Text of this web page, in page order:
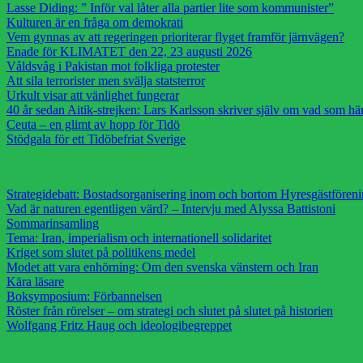
Lasse Diding: ” Inför val låter alla partier lite som kommunister”
Kulturen är en fråga om demokrati
Vem gynnas av att regeringen prioriterar flyget framför järnvägen?
Enade för KLIMATET den 22, 23 augusti 2026
Våldsvåg i Pakistan mot folkliga protester
Att sila terrorister men svälja statsterror
Urkult visar att vänlighet fungerar
40 år sedan Aitik-strejken: Lars Karlsson skriver själv om vad som
Ceuta – en glimt av hopp för Tidö
Stödgala för ett Tidöbefriat Sverige
Strategidebatt: Bostadsorganisering inom och bortom
Vad är naturen egentligen värd? – Intervju med Alyssa Battistoni
Sommarinsamling
Tema: Iran, imperialism och internationell solidaritet
Kriget som slutet på politikens medel
Modet att vara enhörning: Om den svenska vänstern och Iran
Kära läsare
Boksymposium: Förbannelsen
Röster från rörelser – om strategi och slutet på slutet på historien
Wolfgang Fritz Haug och ideologibegreppet